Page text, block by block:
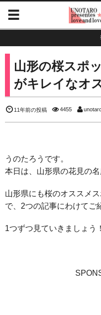
山形の桜スポ
がキレイなオ
11年前の投稿 4455
うのたろうです。
本日は、山形県の花見の名
山形県にも桜のオススメ
で、2つの記事にわけてご
1つずつ見ていきましょう！